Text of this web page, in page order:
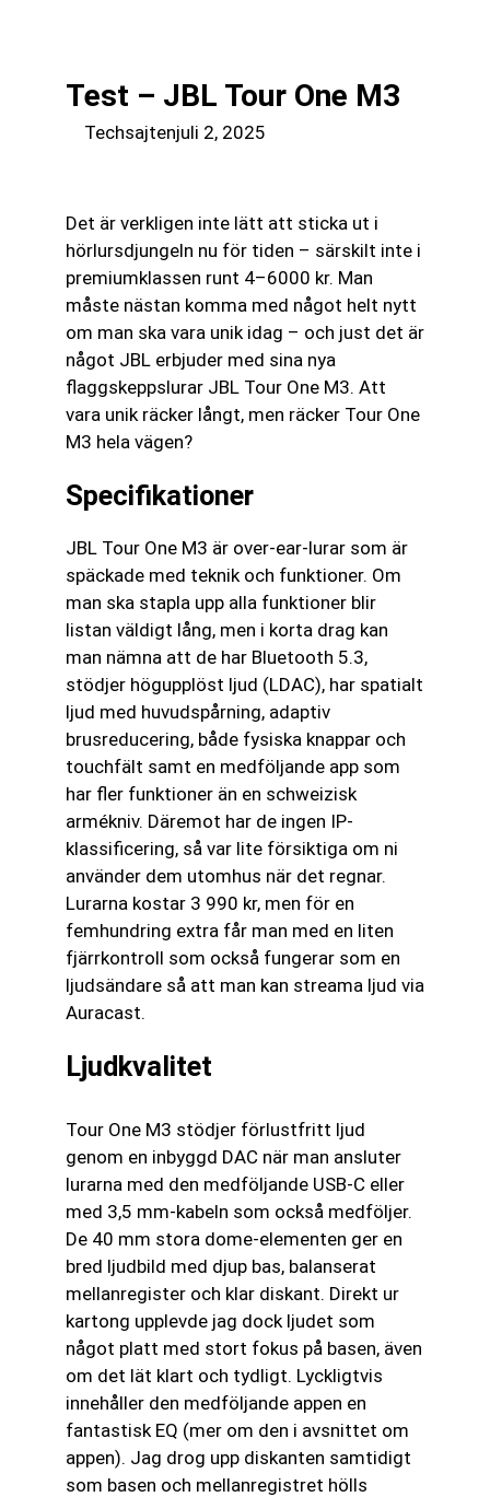
Test – JBL Tour One M3
Techsajtenjuli 2, 2025
Det är verkligen inte lätt att sticka ut i
hörlursdjungeln nu för tiden – särskilt inte i
premiumklassen runt 4–6000 kr. Man
måste nästan komma med något helt nytt
om man ska vara unik idag – och just det är
något JBL erbjuder med sina nya
flaggskeppslurar JBL Tour One M3. Att
vara unik räcker långt, men räcker Tour One
M3 hela vägen?
Specifikationer
JBL Tour One M3 är over-ear-lurar som är
späckade med teknik och funktioner. Om
man ska stapla upp alla funktioner blir
listan väldigt lång, men i korta drag kan
man nämna att de har Bluetooth 5.3,
stödjer högupplöst ljud (LDAC), har spatialt
ljud med huvudspårning, adaptiv
brusreducering, både fysiska knappar och
touchfält samt en medföljande app som
har fler funktioner än en schweizisk
armékniv. Däremot har de ingen IP-
klassificering, så var lite försiktiga om ni
använder dem utomhus när det regnar.
Lurarna kostar 3 990 kr, men för en
femhundring extra får man med en liten
fjärrkontroll som också fungerar som en
ljudsändare så att man kan streama ljud via
Auracast.
Ljudkvalitet
Tour One M3 stödjer förlustfritt ljud
genom en inbyggd DAC när man ansluter
lurarna med den medföljande USB-C eller
med 3,5 mm-kabeln som också medföljer.
De 40 mm stora dome-elementen ger en
bred ljudbild med djup bas, balanserat
mellanregister och klar diskant. Direkt ur
kartong upplevde jag dock ljudet som
något platt med stort fokus på basen, även
om det lät klart och tydligt. Lyckligtvis
innehåller den medföljande appen en
fantastisk EQ (mer om den i avsnittet om
appen). Jag drog upp diskanten samtidigt
som basen och mellanregistret hölls